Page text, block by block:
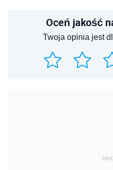
Oceń jakość
Twoja opinia jest